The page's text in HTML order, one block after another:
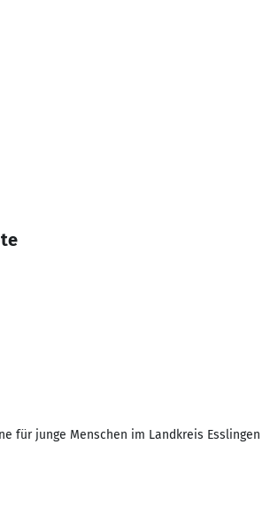
für junge Menschen im Landkreis Esslingen